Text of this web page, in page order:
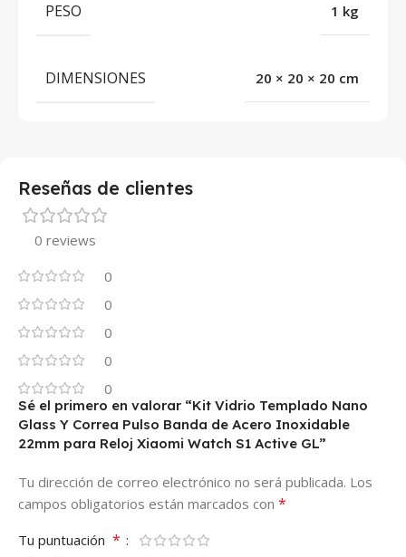
PESO 1 kg
DIMENSIONES 20 × 20 × 20 cm
Reseñas de clientes
0 reviews
0
0
0
0
0
Sé el primero en valorar “Kit Vidrio Templado Nano
Glass Y Correa Pulso Banda de Acero Inoxidable
22mm para Reloj Xiaomi Watch S1 Active GL”
Tu dirección de correo electrónico no será publicada. Los
campos obligatorios están marcados con *
Tu puntuación *